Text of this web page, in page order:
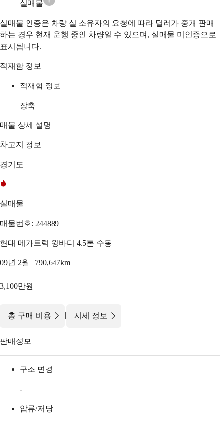
실매물
실매물 인증은 차량 실 소유자의 요청에 따라 딜러가 중개 판매
하는 경우 현재 운행 중인 차량일 수 있으며, 실매물 미인증으로
표시됩니다.
적재함 정보
적재함 정보
장축
매물 상세 설명
차고지 정보
경기도
실매물
매물번호: 244889
현대 메가트럭 윙바디 4.5톤 수동
09년 2월 | 790,647km
3,100만원
총 구매 비용 | 시세 정보
판매정보
구조 변경
-
압류/저당